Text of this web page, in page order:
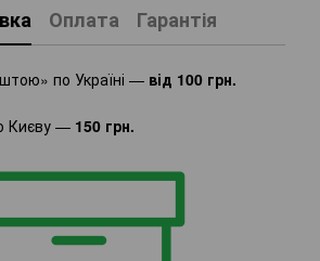
Оплата Гарантія
по Україні — від 100 грн.
Києву — 150 грн.